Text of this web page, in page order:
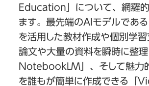
Education」について、網羅
ます。最先端のAIモデルであ
を活用した教材作成や個別学
論文や大量の資料を瞬時に整
NotebookLM」、そして魅力
を誰もが簡単に作成できる「